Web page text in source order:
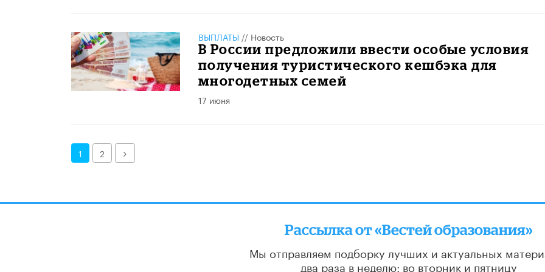
ВЫПЛАТЫ // Новость
В России предложили ввести особые условия
получения туристического кешбэка для
многодетных семей
17 июня
1 2 Далее
Рассылка от «Вестей образования»
Мы отправляем подборку лучших и актуальных
два раза в неделю: во вторник и пятницу